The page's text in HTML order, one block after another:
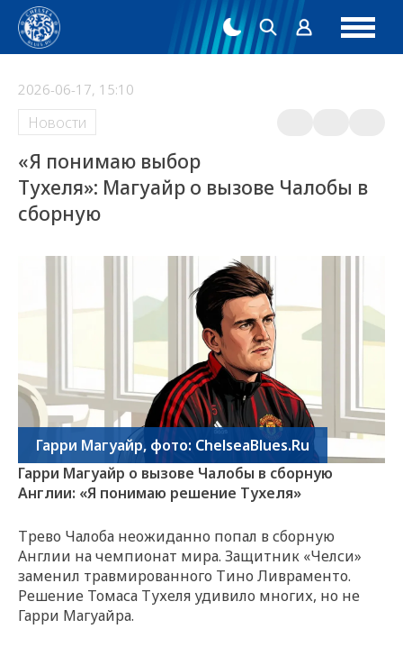
2026-06-17, 15:10
Новости
«Я понимаю выбор
Тухеля»: Магуайр о вызове Чалобы в
сборную
Гарри Магуайр, фото: ChelseaBlues.Ru
Гарри Магуайр о вызове Чалобы в сборную
Англии: «Я понимаю решение Тухеля»
Трево Чалоба неожиданно попал в сборную
Англии на чемпионат мира. Защитник «Челси»
заменил травмированного Тино Ливраменто.
Решение Томаса Тухеля удивило многих, но не
Гарри Магуайра.